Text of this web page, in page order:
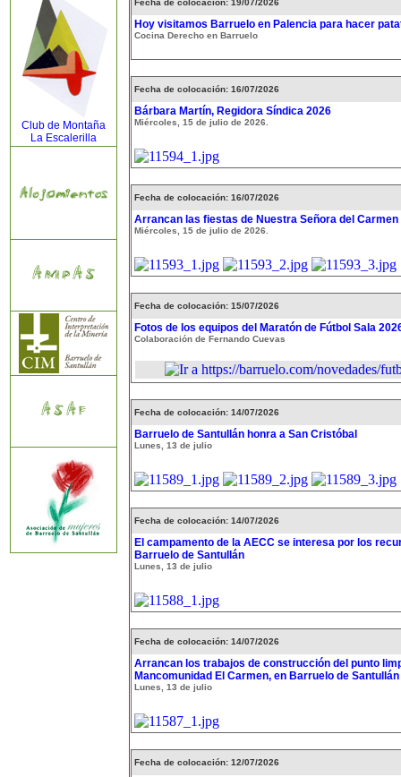
Club de Montaña
La Escalerilla
Fecha de colocación: 19/07/2026
Hoy visitamos Barruelo en Palencia para hacer
Cocina Derecho en Barruelo
Fecha de colocación: 16/07/2026
Bárbara Martín, Regidora Síndica 2026
Miércoles, 15 de julio de 2026.
Fecha de colocación: 16/07/2026
Arrancan las fiestas de Nuestra Señora del Carmen
Miércoles, 15 de julio de 2026.
Fecha de colocación: 15/07/2026
Fotos de los equipos del Maratón de Fútbol Sala
Colaboración de Fernando Cuevas
Fecha de colocación: 14/07/2026
Barruelo de Santullán honra a San Cristóbal
Lunes, 13 de julio
Fecha de colocación: 14/07/2026
El campamento de la AECC se interesa por los
Barruelo de Santullán
Lunes, 13 de julio
Fecha de colocación: 14/07/2026
Arrancan los trabajos de construcción del punto
Mancomunidad El Carmen, en Barruelo de Santullán
Lunes, 13 de julio
Fecha de colocación: 12/07/2026